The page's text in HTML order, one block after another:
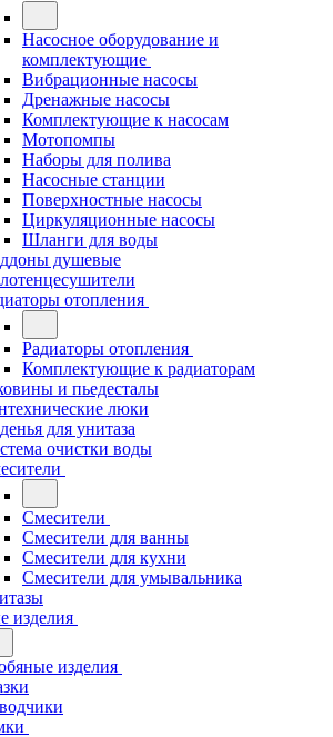
Насосное оборудование и
комплектующие
Вибрационные насосы
Дренажные насосы
Комплектующие к насосам
Мотопомпы
Наборы для полива
Насосные станции
Поверхностные насосы
Циркуляционные насосы
Шланги для воды
душевые
отопления
Радиаторы отопления
Комплектующие к радиаторам
и пьедесталы
люки
для унитаза
очистки воды
Смесители
Смесители для ванны
Смесители для кухни
Смесители для умывальника
изделия
изделия